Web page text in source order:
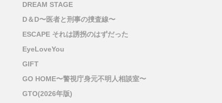
DREAM STAGE
D＆D〜医者と刑事の捜査線〜
ESCAPE それは誘拐のはずだった
EyeLoveYou
GIFT
GO HOME〜警視庁身元不明人相談室〜
GTO(2026年版)